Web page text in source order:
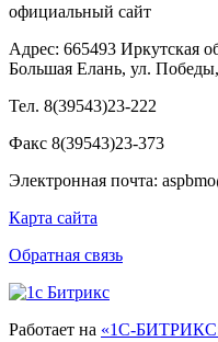
официальный сайт
Адрес: 665493 Иркутская
Большая Елань, ул.
Тел. 8(39543)23-222
Факс 8(39543)23-373
Электронная почта:
Карта сайта
Обратная связь
Работает на «1С-